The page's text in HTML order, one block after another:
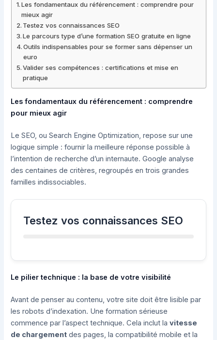
Les fondamentaux du référencement : comprendre pour
mieux agir
Testez vos connaissances SEO
Le parcours type d’une formation SEO gratuite en ligne
Outils indispensables pour se former sans dépenser un
euro
Valider ses compétences : certifications et mise en
pratique
Les fondamentaux du référencement : comprendre
pour mieux agir
Le SEO, ou Search Engine Optimization, repose sur une
logique simple : fournir la meilleure réponse possible à
l’intention de recherche d’un internaute. Google analyse
des centaines de critères, regroupés en trois grandes
familles indissociables.
Testez vos connaissances SEO
Le pilier technique : la base de votre visibilité
Avant de penser au contenu, votre site doit être lisible par
les robots d’indexation. Une formation sérieuse
commence par l’aspect technique. Cela inclut lavitesse
de chargement des pages, la compatibilité mobile et la